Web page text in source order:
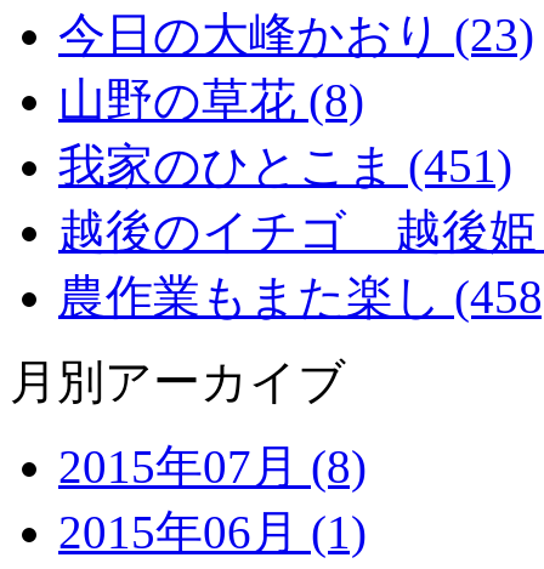
今日の大峰かおり (23)
山野の草花 (8)
我家のひとこま (451)
越後のイチゴ 越後姫
農作業もまた楽し
月別アーカイブ
2015年07月 (8)
2015年06月 (1)